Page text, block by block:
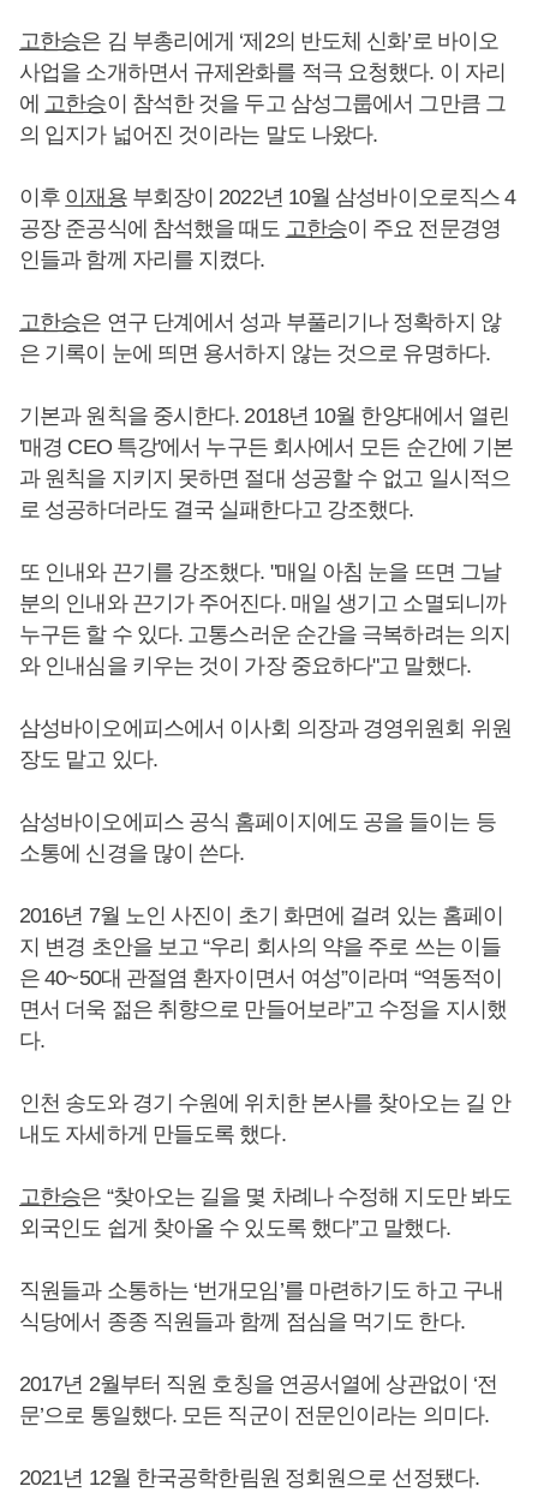
고한승은 김 부총리에게 ‘제2의 반도체 신화’로 바이오
사업을 소개하면서 규제완화를 적극 요청했다. 이 자리
에 고한승이 참석한 것을 두고 삼성그룹에서 그만큼 그
의 입지가 넓어진 것이라는 말도 나왔다.
이후 이재용부회장이 2022년 10월 삼성바이오로직스 4
공장 준공식에 참석했을 때도 고한승이 주요 전문경영
인들과 함께 자리를 지켰다.
고한승은 연구 단계에서 성과 부풀리기나 정확하지 않
은 기록이 눈에 띄면 용서하지 않는 것으로 유명하다.
기본과 원칙을 중시한다. 2018년 10월 한양대에서 열린
'매경 CEO 특강'에서 누구든 회사에서 모든 순간에 기본
과 원칙을 지키지 못하면 절대 성공할 수 없고 일시적으
로 성공하더라도 결국 실패한다고 강조했다.
또 인내와 끈기를 강조했다. "매일 아침 눈을 뜨면 그날
분의 인내와 끈기가 주어진다. 매일 생기고 소멸되니까
누구든 할 수 있다. 고통스러운 순간을 극복하려는 의지
와 인내심을 키우는 것이 가장 중요하다"고 말했다.
삼성바이오에피스에서 이사회 의장과 경영위원회 위원
장도 맡고 있다.
삼성바이오에피스 공식 홈페이지에도 공을 들이는 등
소통에 신경을 많이 쓴다.
2016년 7월 노인 사진이 초기 화면에 걸려 있는 홈페이
지 변경 초안을 보고 “우리 회사의 약을 주로 쓰는 이들
은 40~50대 관절염 환자이면서 여성”이라며 “역동적이
면서 더욱 젊은 취향으로 만들어보라”고 수정을 지시했
다.
인천 송도와 경기 수원에 위치한 본사를 찾아오는 길 안
내도 자세하게 만들도록 했다.
고한승은 “찾아오는 길을 몇 차례나 수정해 지도만 봐도
외국인도 쉽게 찾아올 수 있도록 했다”고 말했다.
직원들과 소통하는 ‘번개모임’를 마련하기도 하고 구내
식당에서 종종 직원들과 함께 점심을 먹기도 한다.
2017년 2월부터 직원 호칭을 연공서열에 상관없이 ‘전
문’으로 통일했다. 모든 직군이 전문인이라는 의미다.
2021년 12월 한국공학한림원 정회원으로 선정됐다.